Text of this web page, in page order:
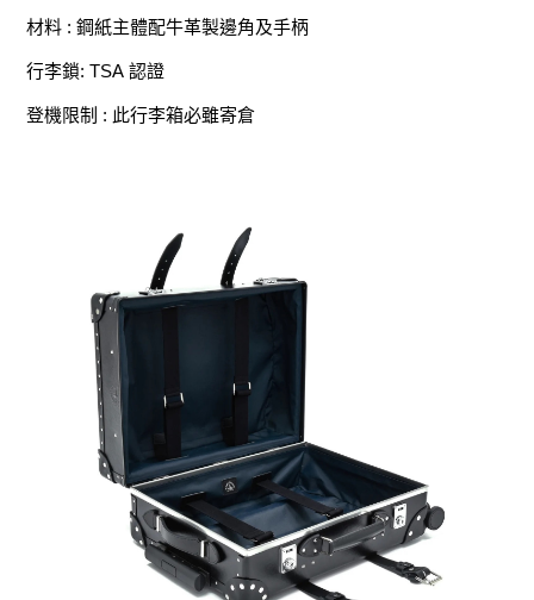
材料 : 鋼紙主體配牛革製邊角及手柄
行李鎖: TSA 認證
登機限制 : 此行李箱必雖寄倉